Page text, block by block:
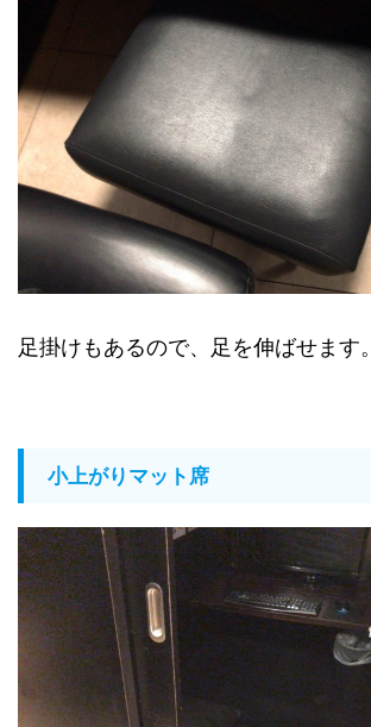
足掛けもあるので、足を伸ばせます。
小上がりマット席